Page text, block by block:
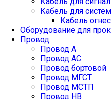
Кабель для
Кабель
Оборудование для
Провод
Провод А
Провод АС
Провод бортовой
Провод МГСТ
Провод МСТП
Провод НВ